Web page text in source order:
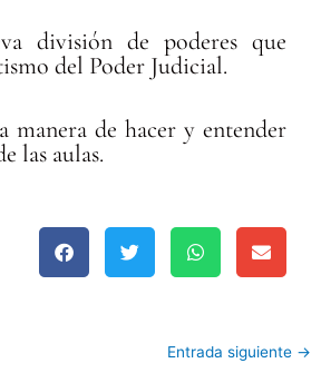
división de poderes que
del Poder Judicial.
manera de hacer y entender
las aulas.
Entrada siguiente →